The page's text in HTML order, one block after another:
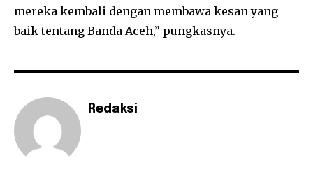
mereka kembali dengan membawa kesan yang
baik tentang Banda Aceh,” pungkasnya.
Redaksi